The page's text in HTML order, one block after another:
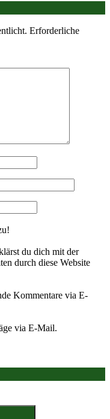
Erforderliche
du dich mit der
durch diese Website
Kommentare via E-
via E-Mail.